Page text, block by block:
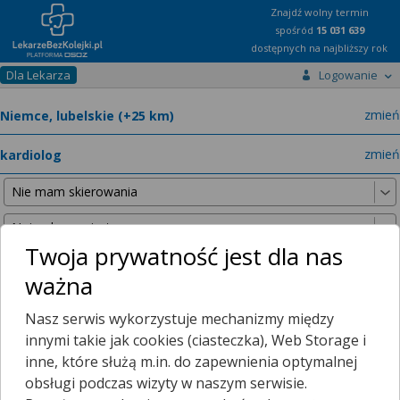
Znajdź wolny termin
spośród 15 031 639
dostępnych na najbliższy rok
Dla Lekarza Logowanie
zmień
zmień
Poniższe wyniki znaleźliśmy, szukając w promieniu 25 km
od wybranej lokalizacji.
Twoja prywatność jest dla nas
ważna
Nasz serwis wykorzystuje mechanizmy między
innymi takie jak cookies (ciasteczka), Web Storage i
inne, które służą m.in. do zapewnienia optymalnej
obsługi podczas wizyty w naszym serwisie.